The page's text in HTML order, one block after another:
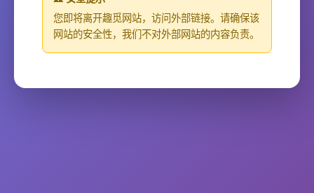
您即将离开趣觅网站，访问外部链接。请确保该
网站的安全性，我们不对外部网站的内容负责。